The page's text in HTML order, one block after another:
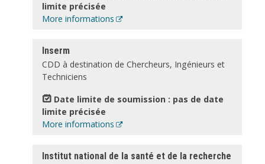
limite précisée
More informations
Inserm
CDD à destination de Chercheurs, Ingénieurs et
Techniciens
Date limite de soumission : pas de date
limite précisée
More informations
Institut national de la santé et de la recherche